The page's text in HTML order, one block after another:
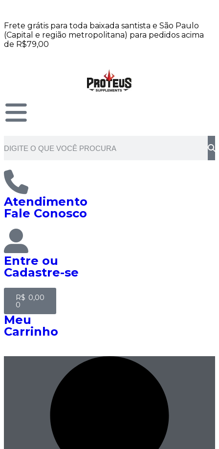
Frete grátis para toda baixada santista e São Paulo
(Capital e região metropolitana) para pedidos acima
de R$79,00
Atendimento
Fale Conosco
Entre ou
Cadastre-se
R$ 0,00
0
Meu
Carrinho